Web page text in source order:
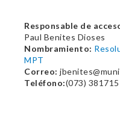
Responsable de
Paul Benites Dioses
Nombramiento:
MPT
Correo:
Teléfono:(073) 381715